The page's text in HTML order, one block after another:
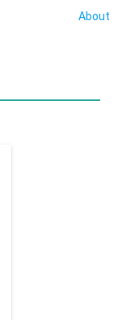
About